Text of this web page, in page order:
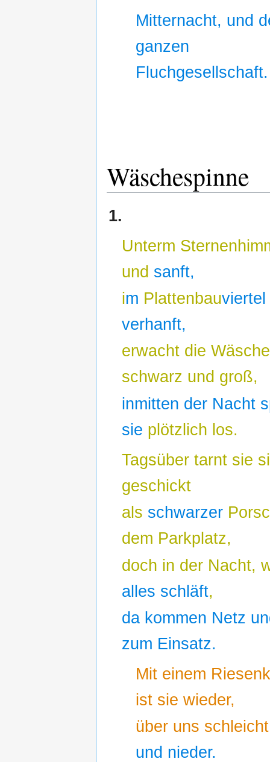
Mitternacht, und
ganzen
Fluchgesellschaft.
Wäschespinne
1.
Unterm
und sanft,
im Plattenbauviertel
verhanft,
erwacht die
schwarz und groß,
inmitten der Nacht
sie plötzlich los.
Tagsüber tarnt sie
geschickt
als schwarzer
dem Parkplatz,
doch in der Nacht,
alles schläft,
da kommen Netz
zum Einsatz.
Mit einem
ist sie wieder,
über uns
und nieder.